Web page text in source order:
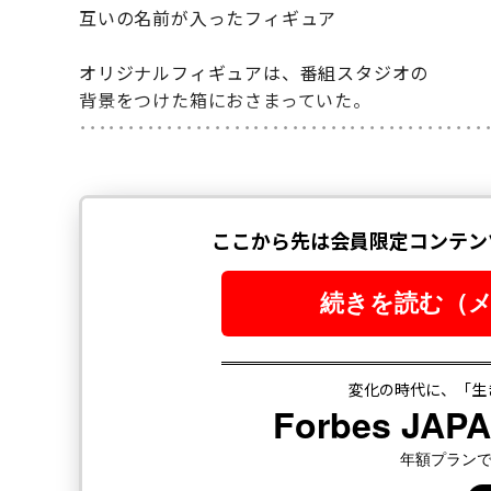
互いの名前が入ったフィギュア
オリジナルフィギュアは、番組スタジオの
背景をつけた箱におさまっていた。
･･････････････････････････････････････････